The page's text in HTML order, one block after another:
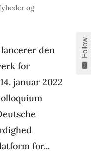
og
den
for
januar 2022
for...
Follow